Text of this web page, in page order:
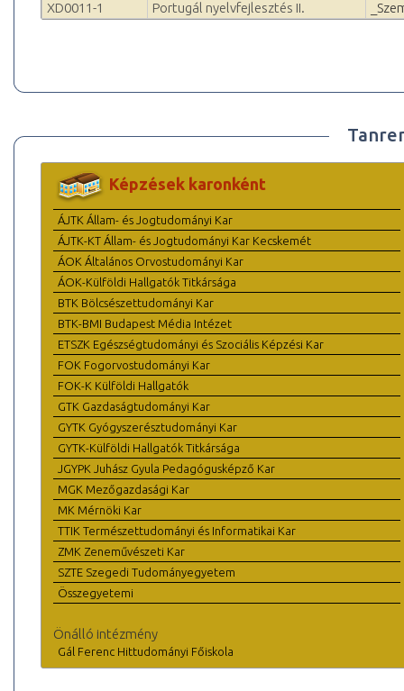
XD0011-1
Portugál nyelvfejlesztés II.
Képzések karonként
ÁJTK Állam- és Jogtudományi Kar
ÁJTK-KT Állam- és Jogtudományi Kar Kecskemét
ÁOK Általános Orvostudományi Kar
ÁOK-Külföldi Hallgatók Titkársága
BTK Bölcsészettudományi Kar
BTK-BMI Budapest Média Intézet
ETSZK Egészségtudományi és Szociális Képzési Kar
FOK Fogorvostudományi Kar
FOK-K Külföldi Hallgatók
GTK Gazdaságtudományi Kar
GYTK Gyógyszerésztudományi Kar
GYTK-Külföldi Hallgatók Titkársága
JGYPK Juhász Gyula Pedagógusképző Kar
MGK Mezőgazdasági Kar
MK Mérnöki Kar
TTIK Természettudományi és Informatikai Kar
ZMK Zeneművészeti Kar
SZTE Szegedi Tudományegyetem
Összegyetemi
Önálló intézmény
Gál Ferenc Hittudományi Főiskola